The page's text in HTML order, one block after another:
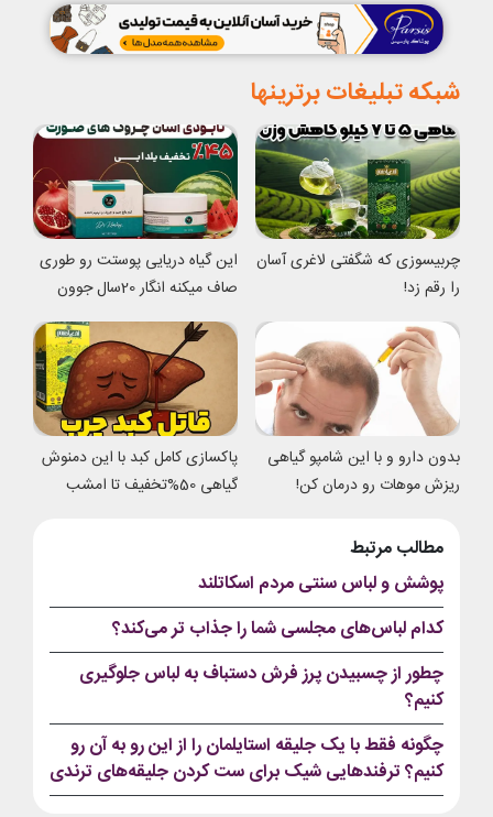
شبکه تبلیغات برترینها
چربیسوزی که شگفتی لاغری آسان
را رقم زد!
این گیاه دریایی پوستت رو طوری
صاف میکنه انگار 20سال جوون
شدی
بدون دارو و با این شامپو گیاهی
ریزش موهات رو درمان کن!
پاکسازی کامل کبد با این دمنوش
گیاهی 50%تخفیف تا امشب
مطالب مرتبط
پوشش و لباس سنتی مردم اسکاتلند
کدام لباس‌های مجلسی شما را جذاب تر می‌کند؟
چطور از چسبیدن پرز فرش دستباف به لباس جلوگیری
کنیم؟
چگونه فقط با یک جلیقه استایلمان را از این رو به آن رو
کنیم؟ ترفندهایی شیک برای ست کردن جلیقه‌های ترندی